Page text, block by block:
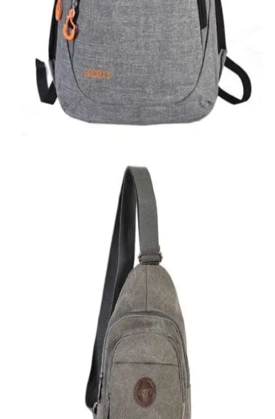
Quick View
Εξαντλημένο
ΑΝΔΡΙΚΑ
Υφασμάτινη τσάντα πλάτης Sport
18,00€
Quick View